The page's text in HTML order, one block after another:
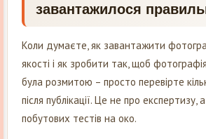
завантажилося
Коли думаєте, як завантажити
якості і як зробити так, щоб
була розмитою – просто перевірте
після публікації. Це не про експертизу,
побутових тестів на око.